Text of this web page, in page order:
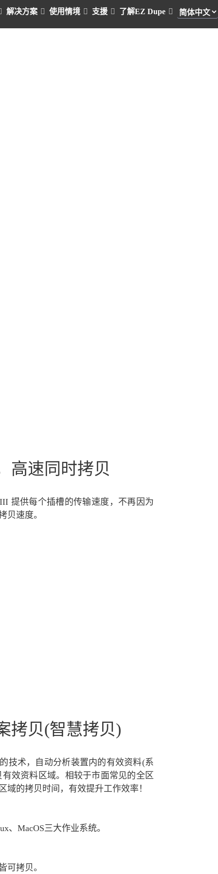
解决方案 使用情境 支援 了解EZ Dupe
高速同时拷贝
提供每个插槽的传输速度，不再因为
贝速度。
拷贝(智慧拷贝)
技术，自动分析装置内的有效资料(系
效资料区域。相较于市面常见的全区
域的拷贝时间，有效提升工作效率！
、MacOS三大作业系统。
可拷贝。